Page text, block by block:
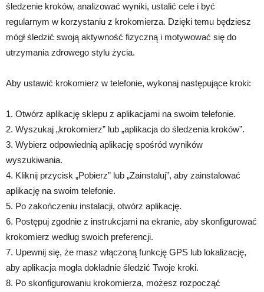
śledzenie kroków, analizować wyniki, ustalić cele i być
regularnym w korzystaniu z krokomierza. Dzięki temu będziesz
mógł śledzić swoją aktywność fizyczną i motywować się do
utrzymania zdrowego stylu życia.
Aby ustawić krokomierz w telefonie, wykonaj następujące kroki:
1. Otwórz aplikację sklepu z aplikacjami na swoim telefonie.
2. Wyszukaj „krokomierz” lub „aplikacja do śledzenia kroków”.
3. Wybierz odpowiednią aplikację spośród wyników
wyszukiwania.
4. Kliknij przycisk „Pobierz” lub „Zainstaluj”, aby zainstalować
aplikację na swoim telefonie.
5. Po zakończeniu instalacji, otwórz aplikację.
6. Postępuj zgodnie z instrukcjami na ekranie, aby skonfigurować
krokomierz według swoich preferencji.
7. Upewnij się, że masz włączoną funkcję GPS lub lokalizację,
aby aplikacja mogła dokładnie śledzić Twoje kroki.
8. Po skonfigurowaniu krokomierza, możesz rozpocząć